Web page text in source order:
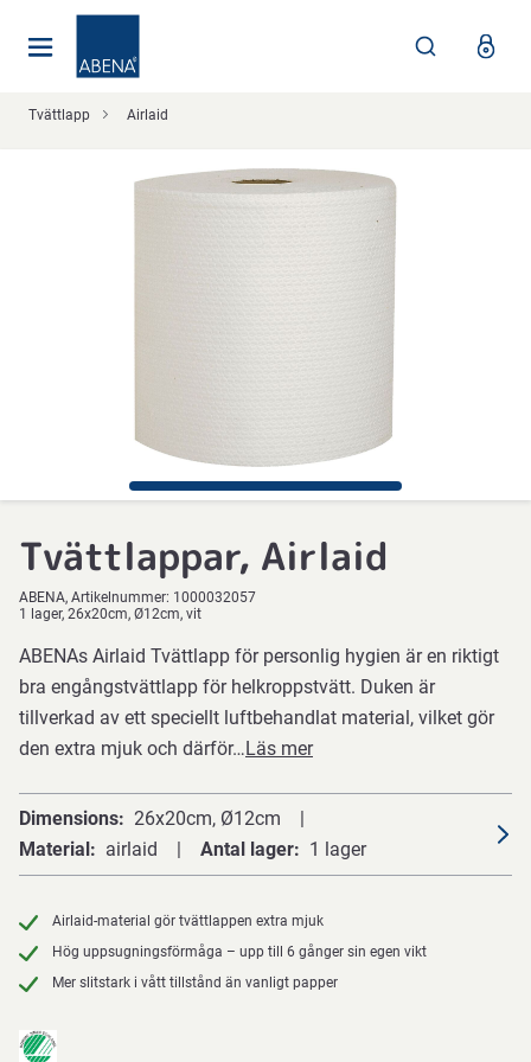
Tvättlapp Airlaid
Tvättlappar, Airlaid
ABENA Artikelnummer: 1000032057
1 lager, 26x20cm, Ø12cm, vit
ABENAs Airlaid Tvättlapp för personlig hygien är en riktigt
bra engångstvättlapp för helkroppstvätt. Duken är
tillverkad av ett speciellt luftbehandlat material, vilket gör
den extra mjuk och därför…Läs mer
Dimensions
26x20cm, Ø12cm
Material
airlaid Antal lager 1 lager
Airlaid-material gör tvättlappen extra mjuk
Hög uppsugningsförmåga – upp till 6 gånger sin egen vikt
Mer slitstark i vått tillstånd än vanligt papper